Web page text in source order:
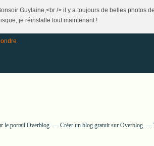
Guylaine,<br /> il y a toujours de belles photos
je réinstalle tout maintenant !
le portail Overblog Créer un blog gratuit sur Overblog